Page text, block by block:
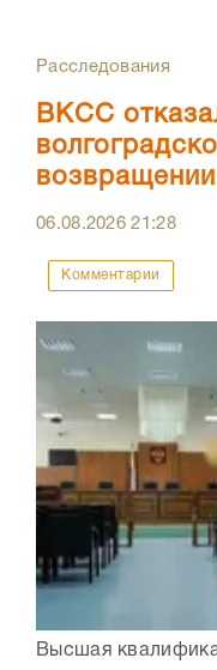
Расследования
ВКСС
06.08.202621:28
Комментарии
Высшая